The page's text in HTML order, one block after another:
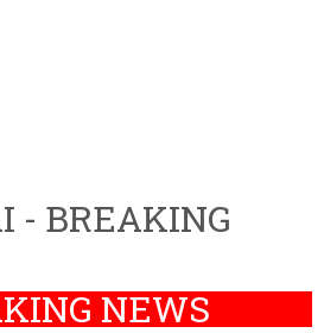
- BREAKING
NEWS